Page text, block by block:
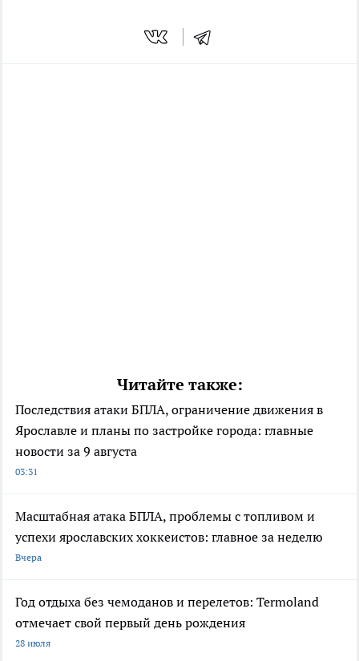
Читайте также:
Последствия атаки БПЛА, ограничение движения в
Ярославле и планы по застройке города: главные
новости за 9 августа
03:31
Масштабная атака БПЛА, проблемы с топливом и
успехи ярославских хоккеистов: главное за неделю
Вчера
Год отдыха без чемоданов и перелетов: Termoland
отмечает свой первый день рождения
28 июля